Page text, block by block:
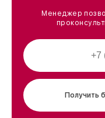
Менеджер
Получить